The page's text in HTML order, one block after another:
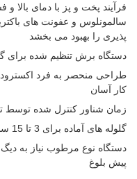
فرآیند پخت و پز با دمای بالا و
سالمونلوس و عفونت های
پذیری را بهبود می بخشد
دستگاه برش تنظیم شده برای
طراحی منحصر به فرد
کار آسان
زمان شناور کنترل شده توسط
گلوله های آماده برای 3 تا 15 ساعت بدون آلودگی آب شناور هستند
دستگاه نوع مرطوب نیاز به دیگ
پیش بلوغ